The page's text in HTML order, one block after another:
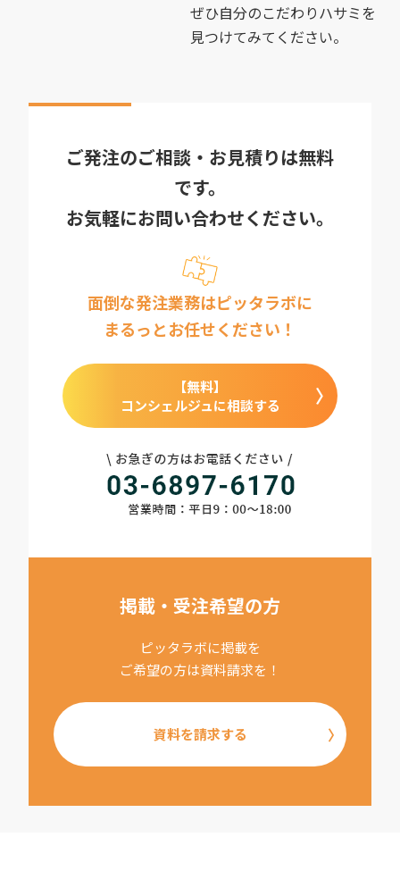
ぜひ自分のこだわりハサミを
見つけてみてください。
ご発注のご相談・お見積りは無料
です。
お気軽にお問い合わせください。
面倒な発注業務はピッタラボに
まるっとお任せください！
【無料】
コンシェルジュに相談する
掲載・受注希望の方
ピッタラボに掲載を
ご希望の方は資料請求を！
資料を請求する